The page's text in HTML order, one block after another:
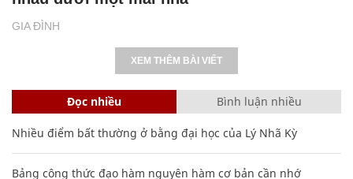
GIA ĐÌNH
XEM THÊM BÀI VIẾT
Đọc nhiều Bình luận nhiều
Nhiều điểm bất thường ở bằng đại học của Lý Nhã Kỳ
Bảng công thức đạo hàm nguyên hàm cơ bản cần nhớ